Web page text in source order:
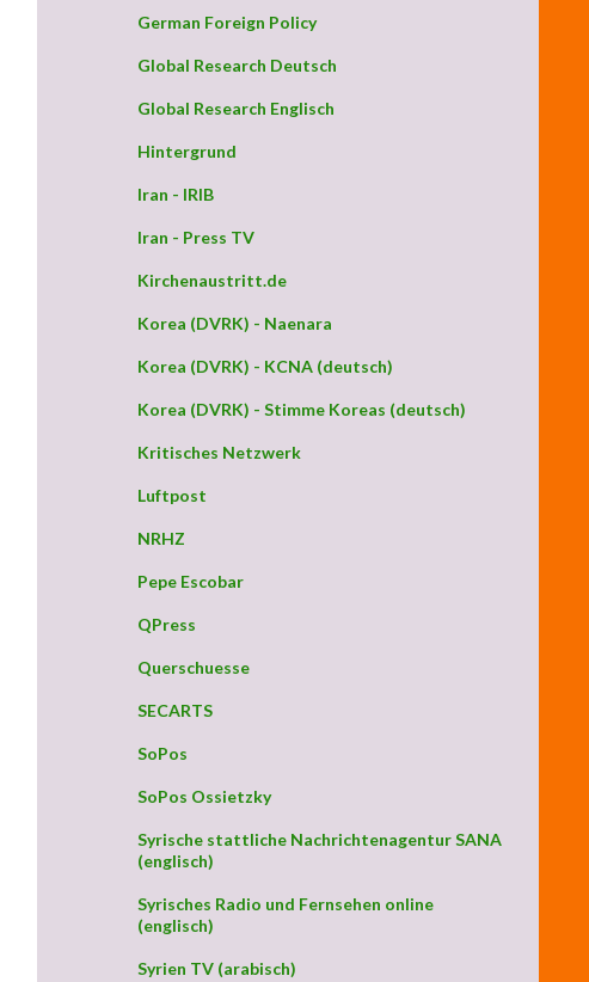
German Foreign Policy
Global Research Deutsch
Global Research Englisch
Hintergrund
Iran - IRIB
Iran - Press TV
Kirchenaustritt.de
Korea (DVRK) - Naenara
Korea (DVRK) - KCNA (deutsch)
Korea (DVRK) - Stimme Koreas (deutsch)
Kritisches Netzwerk
Luftpost
NRHZ
Pepe Escobar
QPress
Querschuesse
SECARTS
SoPos
SoPos Ossietzky
Syrische stattliche Nachrichtenagentur SANA
(englisch)
Syrisches Radio und Fernsehen online
(englisch)
Syrien TV (arabisch)